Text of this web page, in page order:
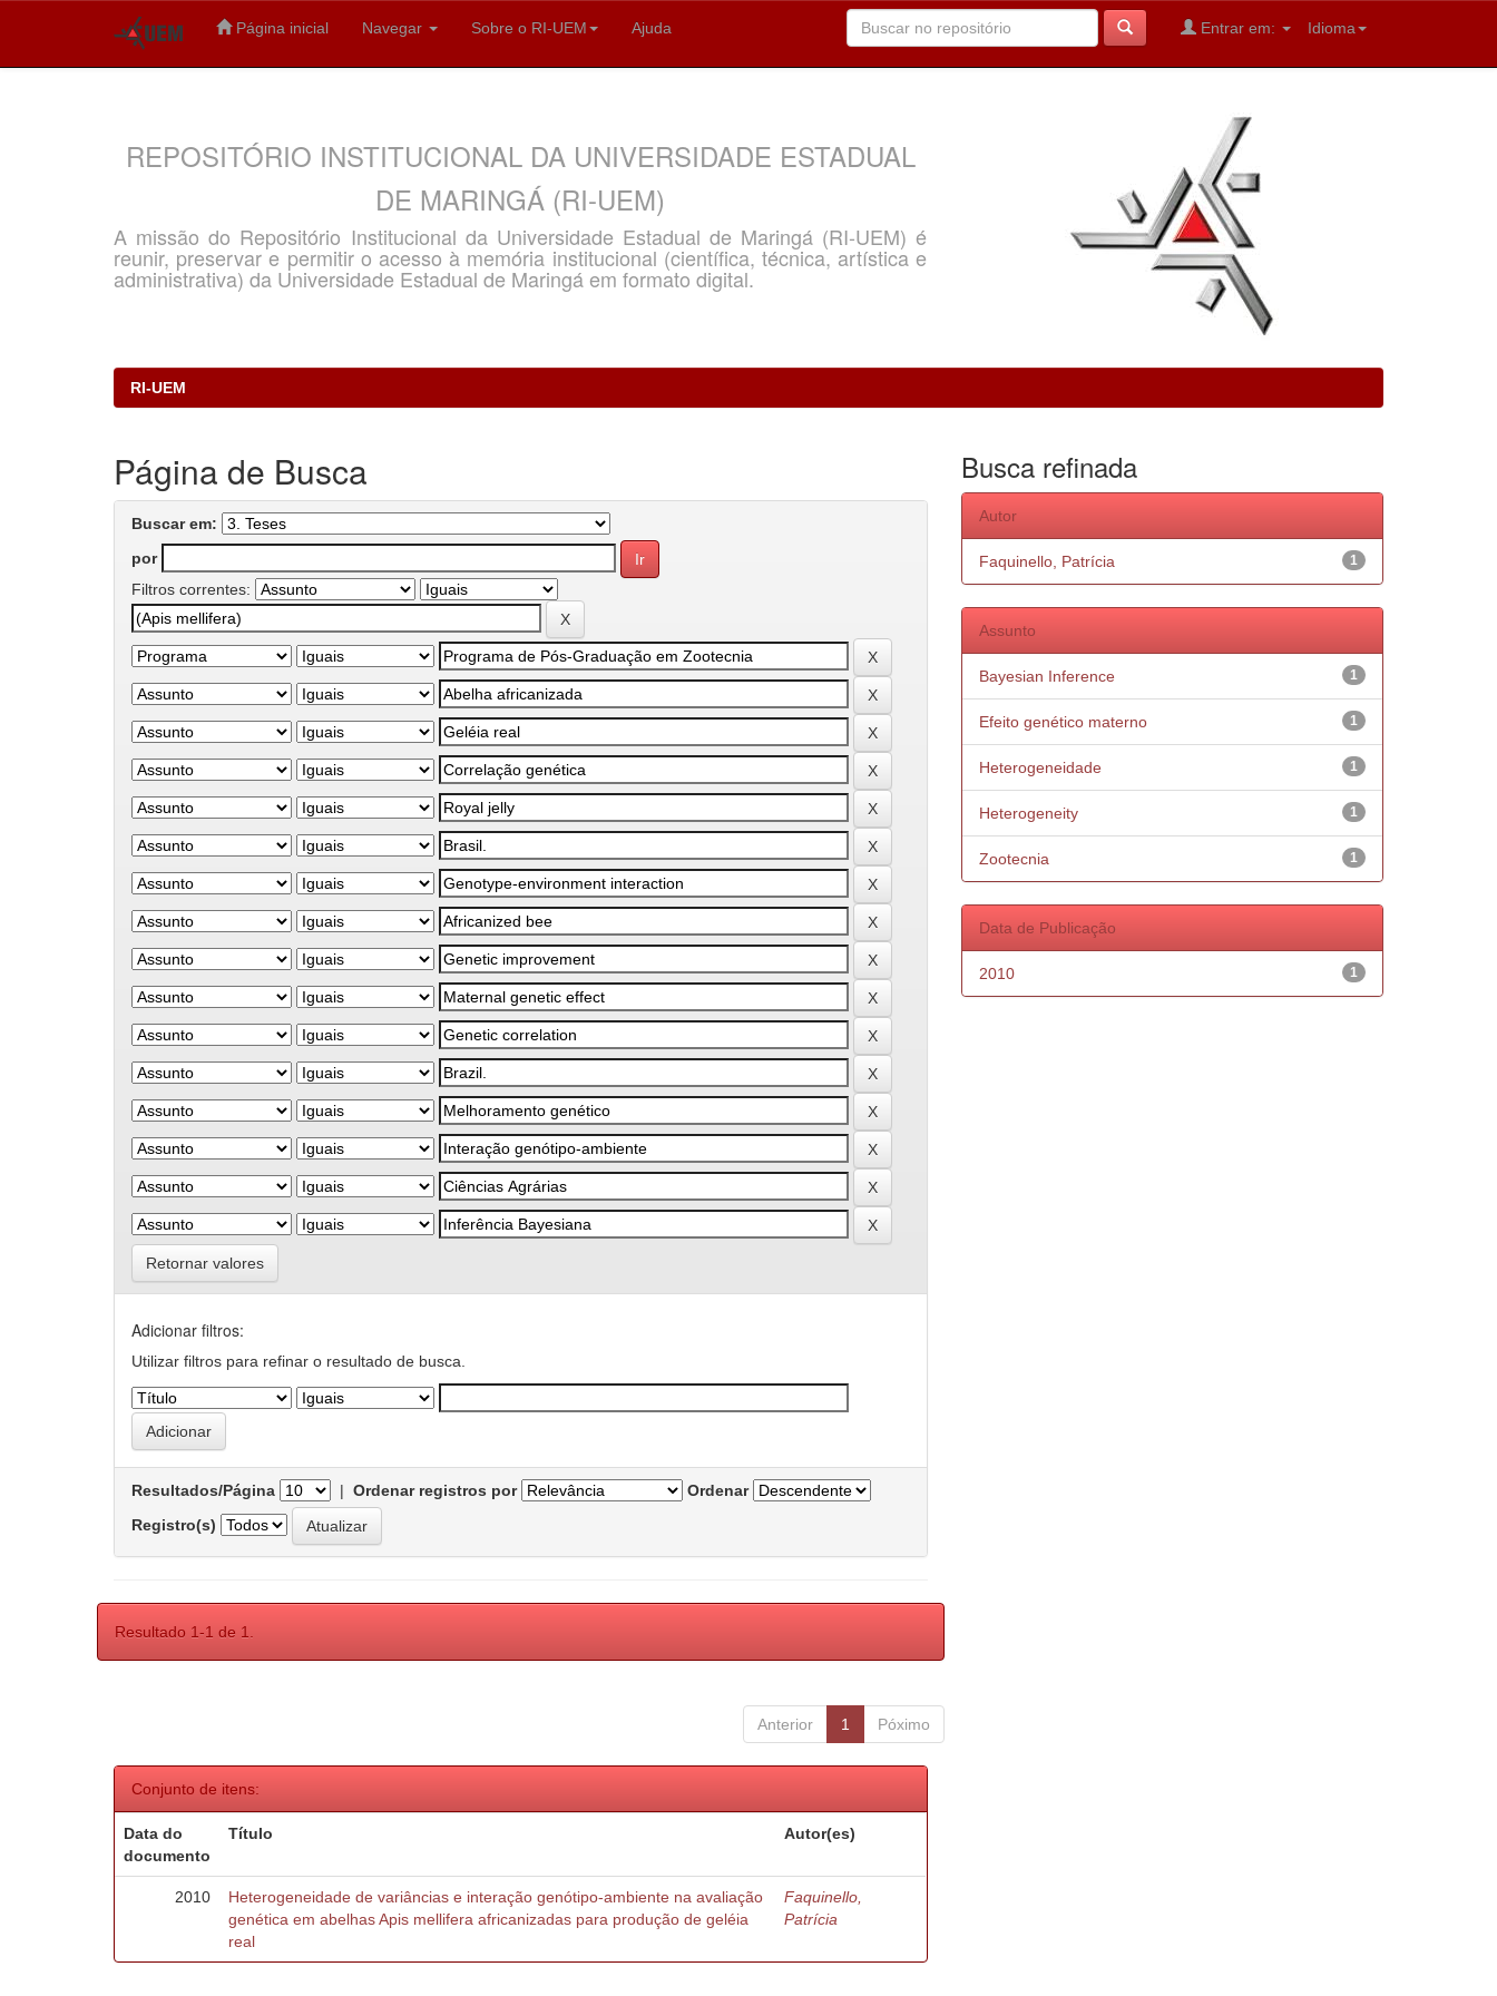
Página inicial Navegar Sobre o RI-UEM Ajuda Idioma
Entrar em:
REPOSITÓRIO INSTITUCIONAL DA UNIVERSIDADE ESTADUAL
DE MARINGÁ (RI-UEM)
A missão do Repositório Institucional da Universidade Estadual de Maringá (RI-UEM) é
reunir, preservar e permitir o acesso à memória institucional (científica, técnica, artística e
administrativa) da Universidade Estadual de Maringá em formato digital.
RI-UEM
Página de Busca
Buscar em:
por
Filtros correntes:
Retornar valores
Adicionar filtros:
Utilizar filtros para refinar o resultado de busca.
Resultados/Página | Ordenar registros por
Ordenar
Registro(s)
Resultado 1-1 de 1.
Anterior 1 Póximo
Conjunto de itens:
Data do
documento
Título Autor(es)
2010
Heterogeneidade de variâncias e interação genótipo-ambiente na avaliação
genética em abelhas Apis mellifera africanizadas para produção de geléia
real
Faquinello,
Patrícia
Busca refinada
Autor
1
Faquinello, Patrícia
Assunto
1
Bayesian Inference
1
Efeito genético materno
1
Heterogeneidade
1
Heterogeneity
1
Zootecnia
Data de Publicação
1
2010